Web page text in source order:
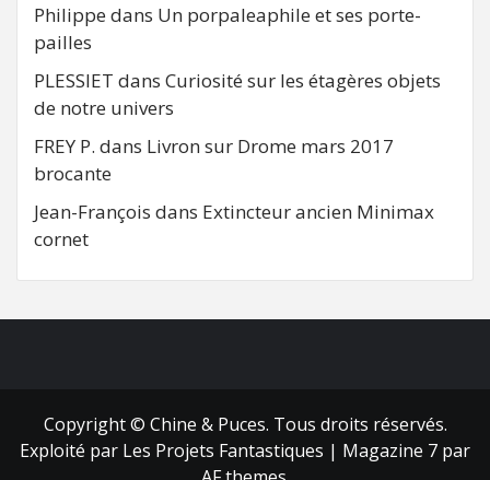
Philippe dans Un porpaleaphile et ses porte-
pailles
PLESSIET dans Curiosité sur les étagères objets
de notre univers
FREY P. dans Livron sur Drome mars 2017
brocante
Jean-François dans Extincteur ancien Minimax
cornet
Copyright © Chine & Puces. Tous droits réservés.
Exploité par Les Projets Fantastiques | Magazine 7 par